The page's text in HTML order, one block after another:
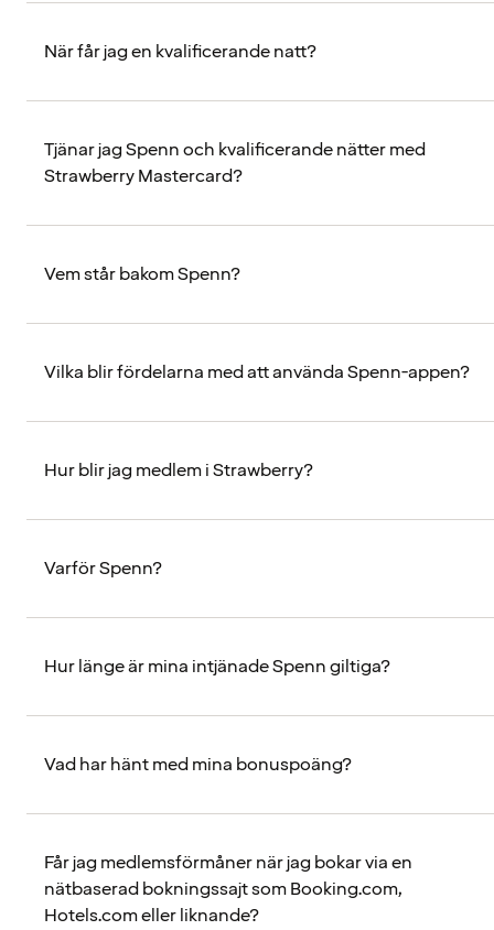
När får jag en kvalificerande natt?
Tjänar jag Spenn och kvalificerande nätter med
Strawberry Mastercard?
Vem står bakom Spenn?
Vilka blir fördelarna med att använda Spenn-appen?
Hur blir jag medlem i Strawberry?
Varför Spenn?
Hur länge är mina intjänade Spenn giltiga?
Vad har hänt med mina bonuspoäng?
Får jag medlemsförmåner när jag bokar via en
nätbaserad bokningssajt som Booking.com,
Hotels.com eller liknande?